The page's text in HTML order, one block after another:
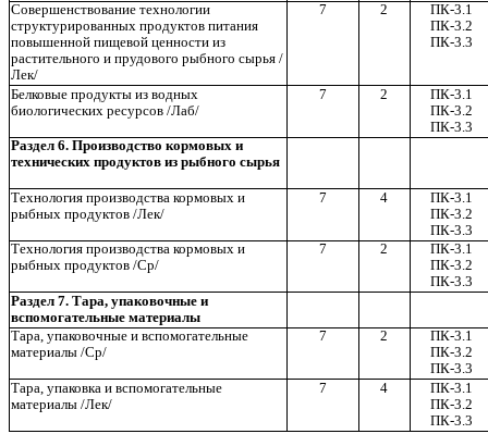
Совершенствование технологии
структурированных продуктов питания
повышенной пищевой ценности из
растительного и прудового рыбного сырья /
Лек/
2
ПК-3.1
ПК-3.2
ПК-3.3
7
Белковые продукты из водных
биологических ресурсов /Лаб/
2
ПК-3.1
ПК-3.2
ПК-3.3
7
Раздел 6. Производство кормовых и
технических продуктов из рыбного сырья
Технология производства кормовых и
рыбных продуктов /Лек/
4
ПК-3.1
ПК-3.2
ПК-3.3
7
Технология производства кормовых и
рыбных продуктов /Ср/
2
ПК-3.1
ПК-3.2
ПК-3.3
7
Раздел 7. Тара, упаковочные и
вспомогательные материалы
Тара, упаковочные и вспомогательные
материалы /Ср/
2
ПК-3.1
ПК-3.2
ПК-3.3
7
Тара, упаковка и вспомогательные
материалы /Лек/
4
ПК-3.1
ПК-3.2
ПК-3.3
7